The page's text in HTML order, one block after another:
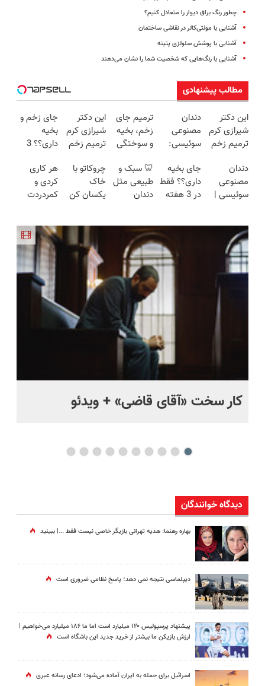
چطور رنگ‌ براق دیوار را متعادل کنیم؟
آشنایی با مولتی‌کالر در نقاشی ساختمان
آشنایی با پوشش سلولزی پتینه
آشنایی با رنگ‌هایی که شخصیت شما را نشان می‌دهند
مطالب پیشنهادی
این دکتر
شیرازی کرم
ترمیم زخم
ساخت!!!
دندان
مصنوعی
سوئیسی:
فناوری
اروپا، سبک
و مقاوم |
قسطی
ترمیم جای
زخم، بخیه
و سوختگی
هفته!!😍
این دکتر
شیرازی کرم
ترمیم زخم
ساخت!!!
جای زخم و
بخیه
داری؟؟ 3
محوش کن!
دندان
مصنوعی
سوئیسی |
طبیعی!
ویزیت
رایگان+پرداخت
اقساطی😍
جای بخیه
داری؟؟ فقط
در 3 هفته
🦷 سبک و
طبیعی مثل
دندان
و پرداخت
اقساطی 💳
📍 تهران
چروکاتو با
خاک
یکسان کن
هر کاری
کردی و
کمردردت
پرسشنامه و
دریافت راه
حل
کار سخت «آقای قاضی» + ویدئو
دیدگاه خوانندگان
بهاره رهنما: هدیه تهرانی بازیگر خاصی نیست فقط ...|‌ ببینید
دیپلماسی نتیجه‌ نمی دهد؛ پاسخ نظامی ضروری است
پیشنهاد پرسپولیس ۱۲۰ میلیارد است اما ما ۱۸۶ میلیارد می‌خواهیم |
ارزش بازیکن ما بیشتر از خرید جدید این باشگاه است
اسرائیل برای حمله به ایران آماده می‌شود؛ ادعای رسانه عبری